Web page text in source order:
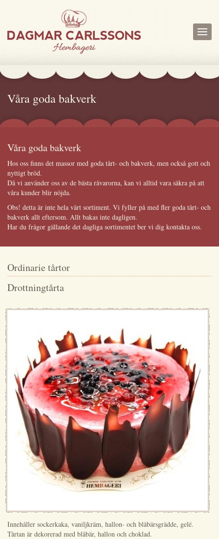
Våra goda bakverk
Våra goda bakverk
Hos oss finns det massor med goda tårt- och bakverk, men också gott och
nyttigt bröd.
Då vi använder oss av de bästa råvarorna, kan vi alltid vara säkra på att
våra kunder blir nöjda.
Obs! detta är inte hela vårt sortiment. Vi fyller på med fler goda tårt- och
bakverk allt eftersom. Allt bakas inte dagligen.
Har du frågor gällande det dagliga sortimentet ber vi dig kontakta oss.
Ordinarie tårtor
Drottningtårta
Innehåller sockerkaka, vaniljkräm, hallon- och blåbärsgrädde, gelé.
Tårtan är dekorerad med blåbär, hallon och choklad.